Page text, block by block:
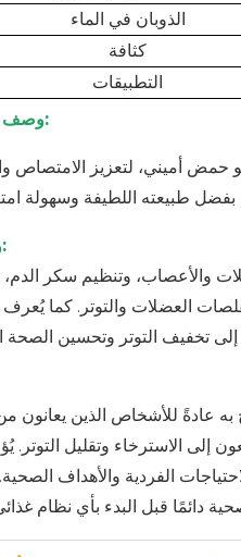
الذوبان في الماء
كثافة
التطبيقات
وصف المنتج:
أميني، لتعزيز الامتصاص
وظيفة:
والأعصاب، وتنظيم سكر
العضلات والتوتر. كما يُعرف
به عادةً للأشخاص الذين يعانون
الاسترخاء وتقليل التوتر.
الفردية والأهداف